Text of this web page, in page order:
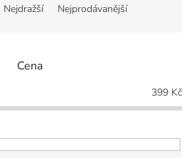
Nejdražší Nejprodávanější
Cena
399 Kč